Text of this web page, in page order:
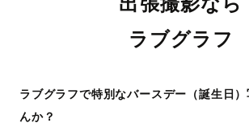
ラブグラフ
ラブグラフで特別なバースデー（誕生日
んか？